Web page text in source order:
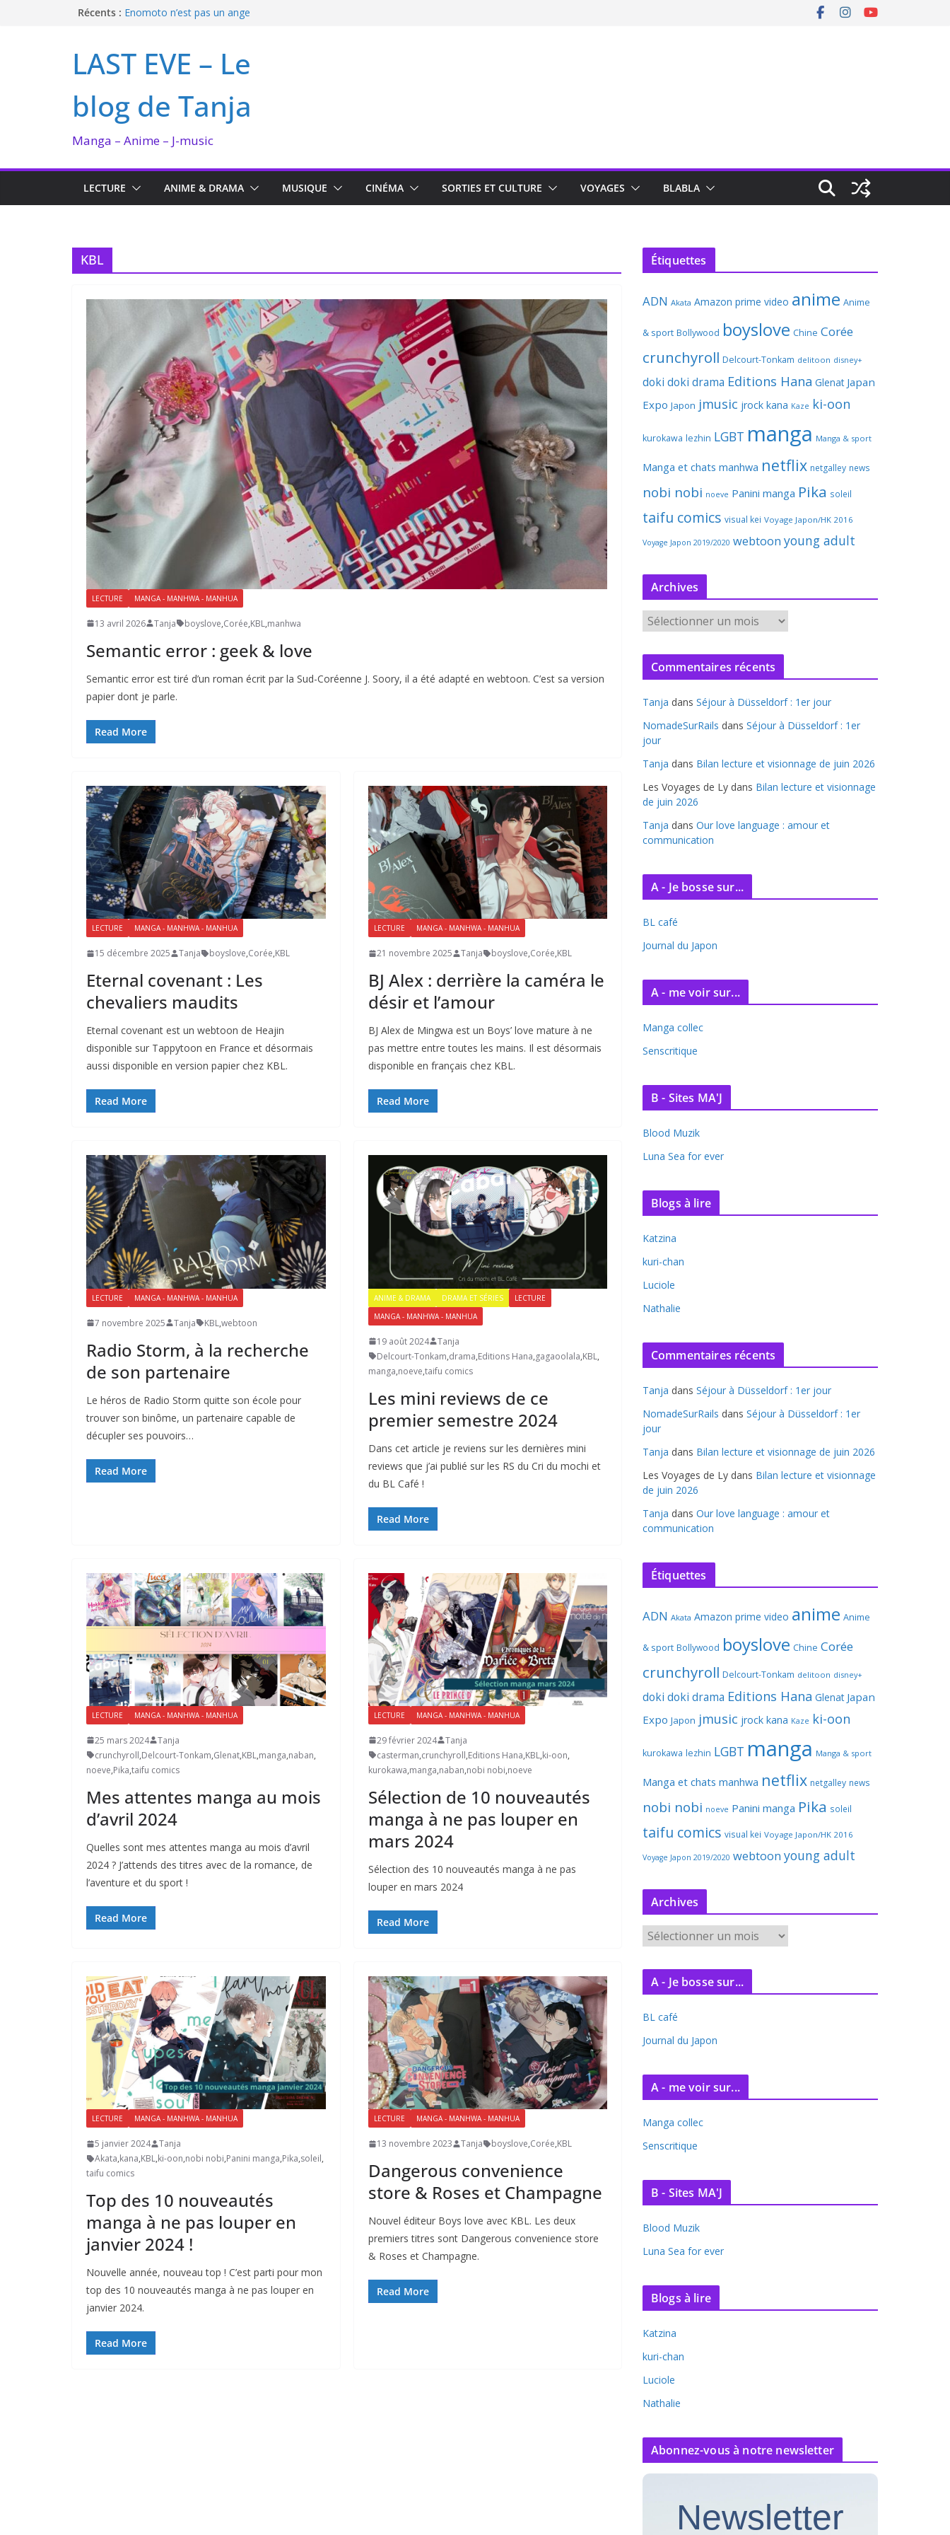
Récents : Enomoto n’est pas un ange
Ma collection BANANA FISH
I’m not in love de Zeniko Sumiya
LAST EVE – Le
blog de Tanja
Manga – Anime – J-music
LECTURE ANIME & DRAMA MUSIQUE CINÉMA SORTIES ET CULTURE VOYAGES BLABLA
KBL
LECTURE MANGA - MANHWA - MANHUA
13 avril 2026 Tanja boyslove,Corée,KBL,manhwa
Semantic error : geek & love
Semantic error est tiré d’un roman écrit par la Sud-Coréenne J. Soory, il a été adapté en webtoon. C’est sa version
papier dont je parle.
Read More
LECTURE MANGA - MANHWA - MANHUA
15 décembre 2025 Tanja boyslove,Corée,KBL
Eternal covenant : Les
chevaliers maudits
Eternal covenant est un webtoon de Heajin
disponible sur Tappytoon en France et désormais
aussi disponible en version papier chez KBL.
Read More
LECTURE MANGA - MANHWA - MANHUA
21 novembre 2025 Tanja boyslove,Corée,KBL
BJ Alex : derrière la caméra le
désir et l’amour
BJ Alex de Mingwa est un Boys’ love mature à ne
pas mettre entre toutes les mains. Il est désormais
disponible en français chez KBL.
Read More
LECTURE MANGA - MANHWA - MANHUA
7 novembre 2025 Tanja KBL,webtoon
Radio Storm, à la recherche
de son partenaire
Le héros de Radio Storm quitte son école pour
trouver son binôme, un partenaire capable de
décupler ses pouvoirs…
Read More
ANIME & DRAMA DRAMA ET SÉRIES
LECTURE
MANGA - MANHWA - MANHUA
19 août 2024
Tanja
Delcourt-Tonkam,drama,Editions Hana,gagaoolala,KBL,
manga,noeve,taifu comics
Les mini reviews de ce
premier semestre 2024
Dans cet article je reviens sur les dernières mini
reviews que j’ai publié sur les RS du Cri du mochi et
du BL Café !
Read More
LECTURE MANGA - MANHWA - MANHUA
25 mars 2024
Tanja
crunchyroll,Delcourt-Tonkam,Glenat,KBL,manga,naban,
noeve,Pika,taifu comics
Mes attentes manga au mois
d’avril 2024
Quelles sont mes attentes manga au mois d’avril
2024 ? J’attends des titres avec de la romance, de
l’aventure et du sport !
Read More
LECTURE MANGA - MANHWA - MANHUA
29 février 2024
Tanja
casterman,crunchyroll,Editions Hana,KBL,ki-oon,
kurokawa,manga,naban,nobi nobi,noeve
Sélection de 10 nouveautés
manga à ne pas louper en
mars 2024
Sélection des 10 nouveautés manga à ne pas
louper en mars 2024
Read More
LECTURE MANGA - MANHWA - MANHUA
5 janvier 2024
Tanja
Akata,kana,KBL,ki-oon,nobi nobi,Panini manga,Pika,soleil,
taifu comics
Top des 10 nouveautés
manga à ne pas louper en
janvier 2024 !
Nouvelle année, nouveau top ! C’est parti pour mon
top des 10 nouveautés manga à ne pas louper en
janvier 2024.
Read More
LECTURE MANGA - MANHWA - MANHUA
13 novembre 2023 Tanja boyslove,Corée,KBL
Dangerous convenience
store & Roses et Champagne
Nouvel éditeur Boys love avec KBL. Les deux
premiers titres sont Dangerous convenience store
& Roses et Champagne.
Read More
Étiquettes
ADN Akata Amazon prime video anime Anime
& sport Bollywood boyslove Chine Corée
crunchyroll Delcourt-Tonkam delitoon disney+
doki doki drama Editions Hana Glenat Japan
Expo Japon jmusic jrock kana Kaze ki-oon
kurokawa lezhin LGBT manga Manga & sport
Manga et chats manhwa netflix netgalley news
nobi nobi noeve Panini manga Pika soleil
taifu comics visual kei Voyage Japon/HK 2016
Voyage Japon 2019/2020 webtoon young adult
Archives
r
c
v
e
s
Commentaires récents
Tanja dans Séjour à Düsseldorf : 1er jour
NomadeSurRails dans Séjour à Düsseldorf : 1er
jour
Tanja dans Bilan lecture et visionnage de juin 2026
Les Voyages de Ly dans Bilan lecture et visionnage
de juin 2026
Tanja dans Our love language : amour et
communication
A - Je bosse sur...
BL café
Journal du Japon
A - me voir sur...
Manga collec
Senscritique
B - Sites MA'J
Blood Muzik
Luna Sea for ever
Blogs à lire
Katzina
kuri-chan
Luciole
Nathalie
Commentaires récents
Tanja dans Séjour à Düsseldorf : 1er jour
NomadeSurRails dans Séjour à Düsseldorf : 1er
jour
Tanja dans Bilan lecture et visionnage de juin 2026
Les Voyages de Ly dans Bilan lecture et visionnage
de juin 2026
Tanja dans Our love language : amour et
communication
Étiquettes
ADN Akata Amazon prime video anime Anime
& sport Bollywood boyslove Chine Corée
crunchyroll Delcourt-Tonkam delitoon disney+
doki doki drama Editions Hana Glenat Japan
Expo Japon jmusic jrock kana Kaze ki-oon
kurokawa lezhin LGBT manga Manga & sport
Manga et chats manhwa netflix netgalley news
nobi nobi noeve Panini manga Pika soleil
taifu comics visual kei Voyage Japon/HK 2016
Voyage Japon 2019/2020 webtoon young adult
Archives
r
c
v
e
A - Je bosse sur...
BL café
Journal du Japon
A - me voir sur...
Manga collec
Senscritique
B - Sites MA'J
Blood Muzik
Luna Sea for ever
Blogs à lire
Katzina
kuri-chan
Luciole
Nathalie
Abonnez-vous à notre newsletter
Newsletter